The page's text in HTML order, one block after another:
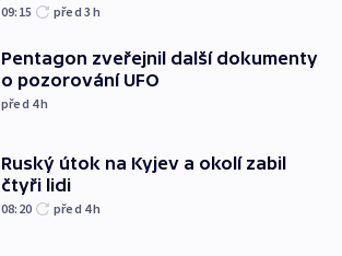
09:15 před 3h
Pentagon zveřejnil další dokumenty
o pozorování UFO
před 4h
Ruský útok na Kyjev a okolí zabil
čtyři lidi
08:20 před 4h